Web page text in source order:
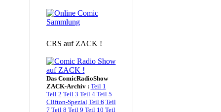
CRS auf ZACK !
Das ComicRadioShow
ZACK-Archiv : Teil 1
Teil 2 Teil 3 Teil 4 Teil 5
Clifton-Spezial Teil 6 Teil
7 Teil 8 Teil 9 Teil 10 Teil